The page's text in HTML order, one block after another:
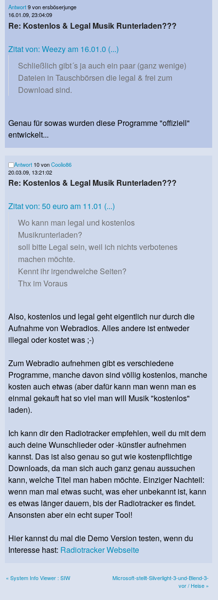
Antwort9 von ersböserjunge
16.01.09, 23:04:09
Re: Kostenlos & Legal Musik Runterladen???
Zitat von: Weezy am 16.01.0 (...)
Schließlich gibt´s ja auch ein paar (ganz wenige)
Dateien in Tauschbörsen die legal & frei zum
Download sind.
Genau für sowas wurden diese Programme "offiziell"
entwickelt...
Antwort 10 vonCoolio86
20.03.09, 13:21:02
Re: Kostenlos & Legal Musik Runterladen???
Zitat von: 50 euro am 11.01 (...)
Wo kann man legal und kostenlos
Musikrunterladen?
soll bitte Legal sein, weil ich nichts verbotenes
machen möchte.
Kennt ihr irgendwelche Seiten?
Thx im Voraus
Also, kostenlos und legal geht eigentlich nur durch die
Aufnahme von Webradios. Alles andere ist entweder
illegal oder kostet was ;-)
Zum Webradio aufnehmen gibt es verschiedene
Programme, manche davon sind völlig kostenlos, manche
kosten auch etwas (aber dafür kann man wenn man es
einmal gekauft hat so viel man will Musik "kostenlos"
laden).
Ich kann dir den Radiotracker empfehlen, weil du mit dem
auch deine Wunschlieder oder -künstler aufnehmen
kannst. Das ist also genau so gut wie kostenpflichtige
Downloads, da man sich auch ganz genau aussuchen
kann, welche Titel man haben möchte. Einziger Nachteil:
wenn man mal etwas sucht, was eher unbekannt ist, kann
es etwas länger dauern, bis der Radiotracker es findet.
Ansonsten aber ein echt super Tool!
Hier kannst du mal die Demo Version testen, wenn du
Interesse hast: Radiotracker Webseite
« System Info Viewer : SIW
Microsoft-stellt-Silverlight-3-und-Blend-3-
vor / Heise »